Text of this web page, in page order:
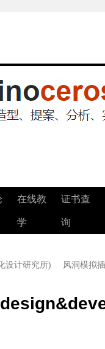
在线教
学
证书查
询
设计研究所)
风洞模拟